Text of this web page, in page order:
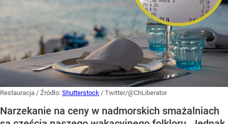
Restauracja / Źródło: Shutterstock / Twitter/@ChLiberator
Narzekanie na ceny w nadmorskich smażalniach